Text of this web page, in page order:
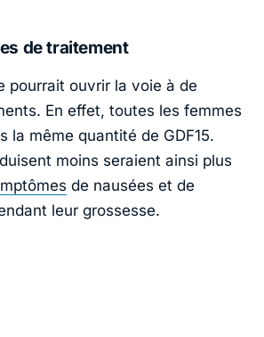
de traitement
pourrait ouvrir la voie à de
En effet, toutes les femmes
la même quantité de GDF15.
moins seraient ainsi plus
de nausées et de
leur grossesse.